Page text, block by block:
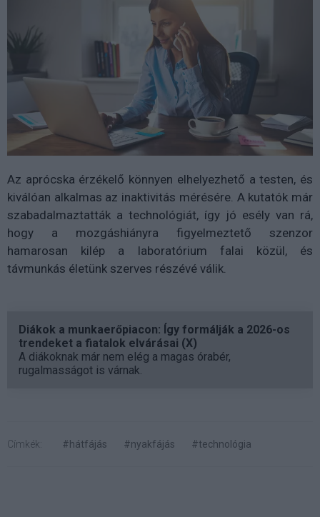
Az aprócska érzékelő könnyen elhelyezhető a testen, és
kiválóan alkalmas az inaktivitás mérésére. A kutatók már
szabadalmaztatták a technológiát, így jó esély van rá,
hogy a mozgáshiányra figyelmeztető szenzor
hamarosan kilép a laboratórium falai közül, és
távmunkás életünk szerves részévé válik.
Diákok a munkaerőpiacon: Így formálják a 2026-os
trendeket a fiatalok elvárásai (X)
A diákoknak már nem elég a magas órabér,
rugalmasságot is várnak.
Címkék: #hátfájás #nyakfájás #technológia